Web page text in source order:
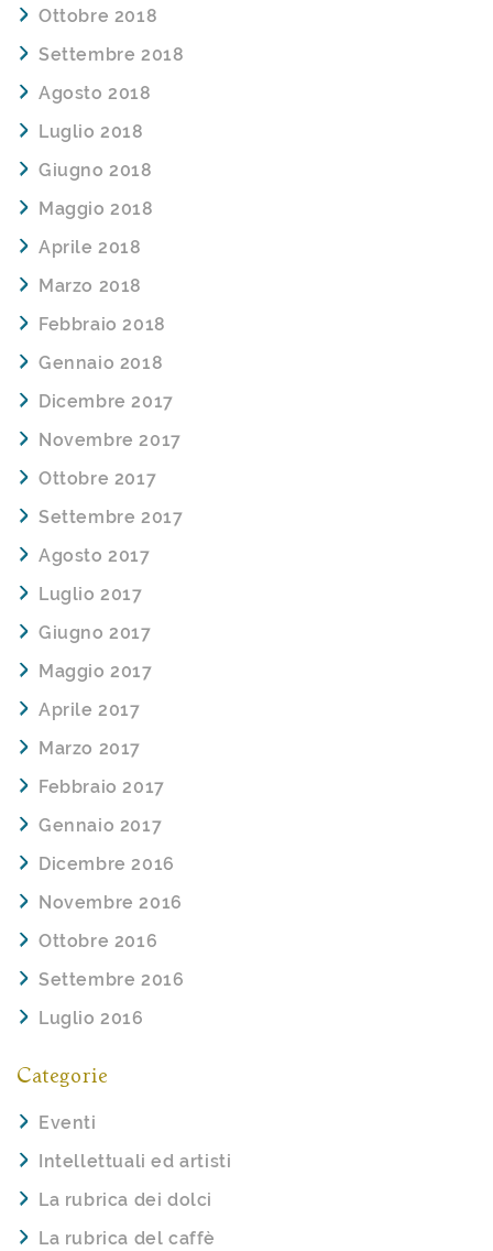
Ottobre 2018
Settembre 2018
Agosto 2018
Luglio 2018
Giugno 2018
Maggio 2018
Aprile 2018
Marzo 2018
Febbraio 2018
Gennaio 2018
Dicembre 2017
Novembre 2017
Ottobre 2017
Settembre 2017
Agosto 2017
Luglio 2017
Giugno 2017
Maggio 2017
Aprile 2017
Marzo 2017
Febbraio 2017
Gennaio 2017
Dicembre 2016
Novembre 2016
Ottobre 2016
Settembre 2016
Luglio 2016
Categorie
Eventi
Intellettuali ed artisti
La rubrica dei dolci
La rubrica del caffè